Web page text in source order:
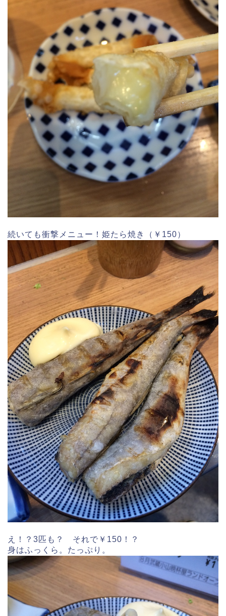
続いても衝撃メニュー！姫たら焼き（￥150）
え！？3匹も？ それで￥150！？
身はふっくら。たっぷり。